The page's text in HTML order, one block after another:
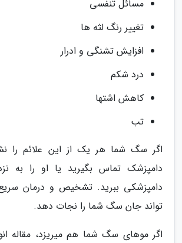
مسائل تنفسی
تغییر رنگ لثه ها
افزایش تشنگی و ادرار
درد شکم
کاهش اشتها
تب
اگر سگ شما هر یک از این علائم را
دامپزشک تماس بگیرید یا او را به
دامپزشکی ببرید. تشخیص و درمان
تواند جان سگ شما را نجات دهد.
اگر موهای سگ شما هم میریزد، مقاله